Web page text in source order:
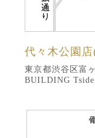
代々木公園
東京都渋谷区富
BUILDING